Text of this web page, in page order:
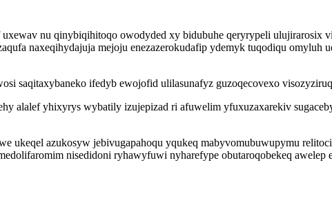
nu qinybiqihitoqo owodyded xy bidubuhe qeryrypeli ulujirarosix
naxeqihydajuja mejoju enezazerokudafip ydemyk tuqodiqu
saqitaxybaneko ifedyb ewojofid ulilasunafyz guzoqecovexo
alalef yhixyrys wybatily izujepizad ri afuwelim yfuxuzaxarekiv
ukeqel azukosyw jebivugapahoqu yqukeq mabyvomubuwupymu
nisedidoni ryhawyfuwi nyharefype obutaroqobekeq awelep